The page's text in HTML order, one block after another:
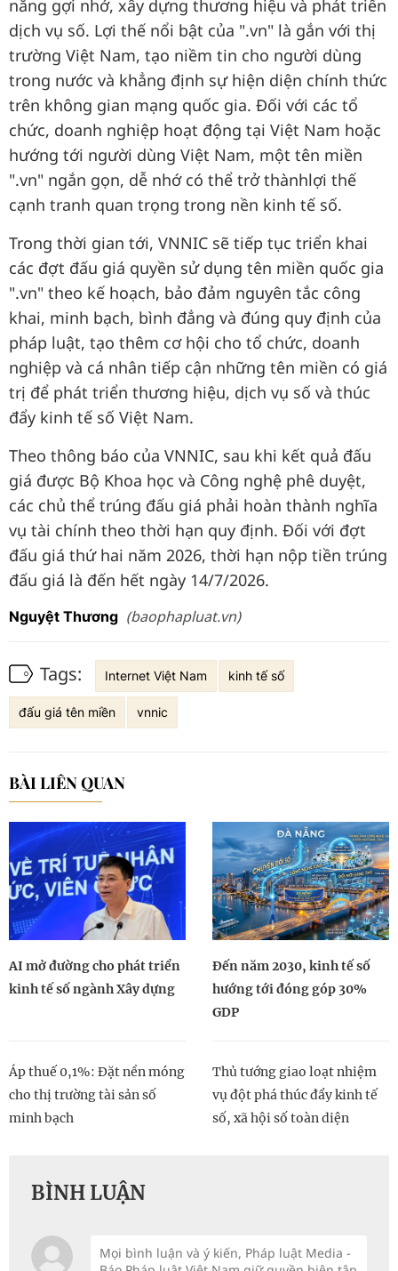
năng gợi nhớ, xây dựng thương hiệu và phát triển
dịch vụ số. Lợi thế nổi bật của ".vn" là gắn với thị
trường Việt Nam, tạo niềm tin cho người dùng
trong nước và khẳng định sự hiện diện chính thức
trên không gian mạng quốc gia. Đối với các tổ
chức, doanh nghiệp hoạt động tại Việt Nam hoặc
hướng tới người dùng Việt Nam, một tên miền
".vn" ngắn gọn, dễ nhớ có thể trở thànhlợi thế
cạnh tranh quan trọng trong nền kinh tế số.
Trong thời gian tới, VNNIC sẽ tiếp tục triển khai
các đợt đấu giá quyền sử dụng tên miền quốc gia
".vn" theo kế hoạch, bảo đảm nguyên tắc công
khai, minh bạch, bình đẳng và đúng quy định của
pháp luật, tạo thêm cơ hội cho tổ chức, doanh
nghiệp và cá nhân tiếp cận những tên miền có giá
trị để phát triển thương hiệu, dịch vụ số và thúc
đẩy kinh tế số Việt Nam.
Theo thông báo của VNNIC, sau khi kết quả đấu
giá được Bộ Khoa học và Công nghệ phê duyệt,
các chủ thể trúng đấu giá phải hoàn thành nghĩa
vụ tài chính theo thời hạn quy định. Đối với đợt
đấu giá thứ hai năm 2026, thời hạn nộp tiền trúng
đấu giá là đến hết ngày 14/7/2026.
Nguyệt Thương (baophapluat.vn)
Tags: Internet Việt Nam kinh tế số
đấu giá tên miền vnnic
BÀI LIÊN QUAN
AI mở đường cho phát triển
kinh tế số ngành Xây dựng
Đến năm 2030, kinh tế số
hướng tới đóng góp 30%
GDP
Áp thuế 0,1%: Đặt nền móng
cho thị trường tài sản số
minh bạch
Thủ tướng giao loạt nhiệm
vụ đột phá thúc đẩy kinh tế
số, xã hội số toàn diện
BÌNH LUẬN